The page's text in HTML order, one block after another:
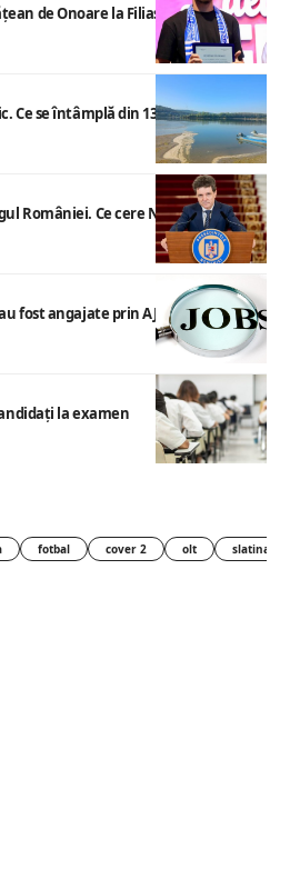
de Onoare la Filiași
Ce se întâmplă din 13 august
României. Ce cere Nicușor Dan
fost angajate prin AJOFM Mehedinți
la examen
fotbal cover 2 olt slatina